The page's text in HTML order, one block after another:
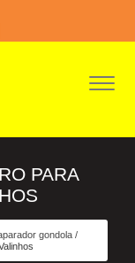
PARA
gondola